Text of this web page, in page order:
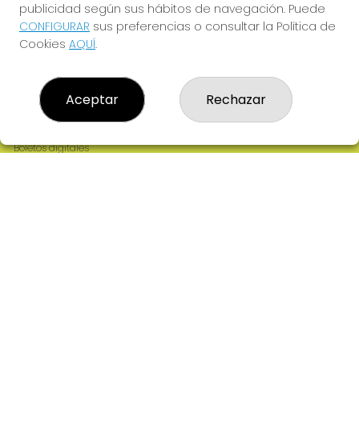
LOTERÍA MARTÍN MESA
Resultados
Contacto
Empresas
Boletos digitales
publicidad según sus hábitos de navegación. Puede
CONFIGURAR sus preferencias o consultar la Política de
Cookies AQUÍ.
Aceptar Rechazar